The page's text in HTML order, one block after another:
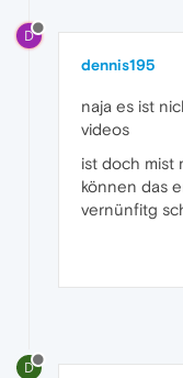
D
dennis195
naja es ist
videos
ist doch mist
können das
vernünfitg
D